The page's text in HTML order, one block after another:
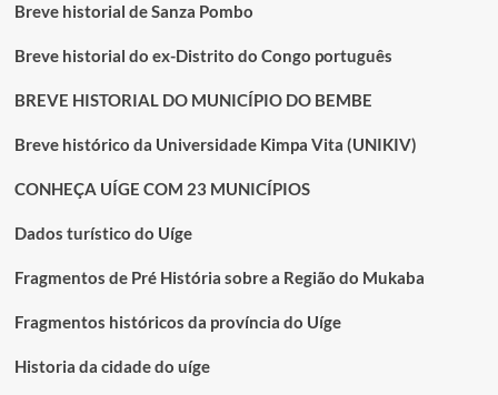
Breve historial de Sanza Pombo
Breve historial do ex-Distrito do Congo português
BREVE HISTORIAL DO MUNICÍPIO DO BEMBE
Breve histórico da Universidade Kimpa Vita (UNIKIV)
CONHEÇA UÍGE COM 23 MUNICÍPIOS
Dados turístico do Uíge
Fragmentos de Pré História sobre a Região do Mukaba
Fragmentos históricos da província do Uíge
Historia da cidade do uíge